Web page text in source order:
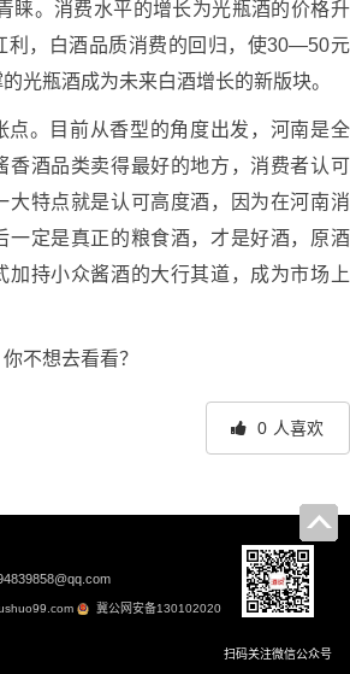
睐。消费水平的增长为光瓶酒的价格升
利，白酒品质消费的回归，使30—50元
光瓶酒成为未来白酒增长的新版块。
点。目前从香型的角度出发，河南是全
香酒品类卖得最好的地方，消费者认可
大特点就是认可高度酒，因为在河南消
一定是真正的粮食酒，才是好酒，原酒
加持小众酱酒的大行其道，成为市场上
不想去看看？
0 人喜欢
冀公网安备130102020
扫码关注微信公众号